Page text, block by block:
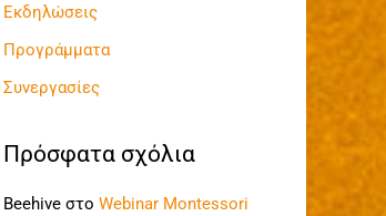
Εκδηλώσεις
Προγράμματα
Συνεργασίες
Πρόσφατα σχόλια
Beehive στο Webinar Montessori